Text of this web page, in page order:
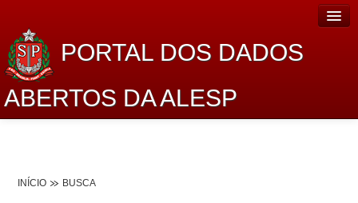
PORTAL DOS DADOS
ABERTOS DA ALESP
INÍCIO BUSCA